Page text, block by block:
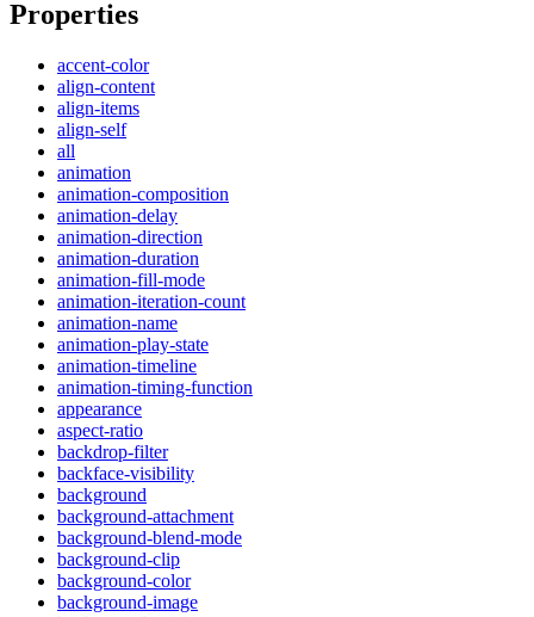
Properties
accent-color
align-content
align-items
align-self
all
animation
animation-composition
animation-delay
animation-direction
animation-duration
animation-fill-mode
animation-iteration-count
animation-name
animation-play-state
animation-timeline
animation-timing-function
appearance
aspect-ratio
backdrop-filter
backface-visibility
background
background-attachment
background-blend-mode
background-clip
background-color
background-image